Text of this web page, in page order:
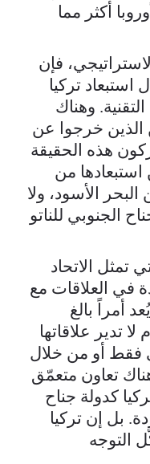
أكثر مما
فإن
استبعاد تركيا
وهناك
الذين خرجوا عن
هذه الحقيقة
من
الأسود، ولا
الجنوبي للناتو
تمثل الاتحاد
في العلاقات مع
أمراً بالغ
لا تدير علاقاتها
فقط أو من خلال
تعاون متعمّق
كدولة جناح
بل إن تركيا
التوجه